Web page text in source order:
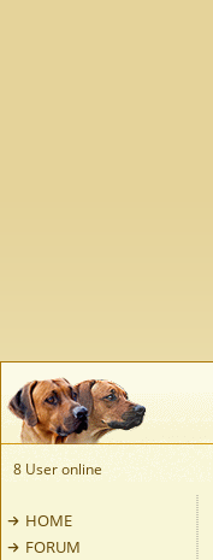
8 User online
HOME
FORUM